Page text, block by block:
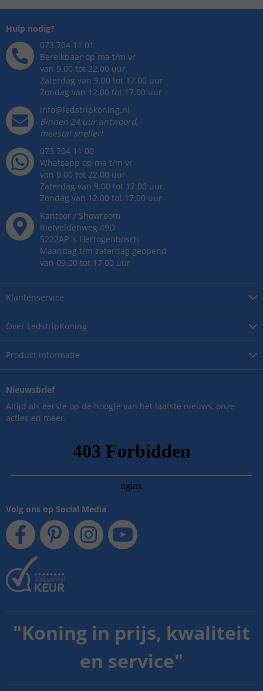
Over LedstripKoning
Product informatie
Klantenservice
Hulp nodig?
073 704 11 01
Bereikbaar op ma t/m vr
van 9.00 tot 22.00 uur
Zaterdag van 9.00 tot 17.00 uur
Zondag van 12.00 tot 17.00 uur
info@ledstripkoning.nl
Binnen 24 uur antwoord,
meestal sneller!
073 704 11 00
Whatsapp op ma t/m vr
van 9.00 tot 22.00 uur
Zaterdag van 9.00 tot 17.00 uur
Zondag van 12.00 tot 17.00 uur
Kantoor / Showroom
Rietveldenweg 49D
5222AP 's Hertogenbosch
Maandag t/m zaterdag geopend
van 09.00 tot 17.00 uur
Nieuwsbrief
Altijd als eerste op de hoogte van het laatste nieuws, onze
acties en meer.
Volg ons op Social Media
"Koning in prijs, kwaliteit
en service"